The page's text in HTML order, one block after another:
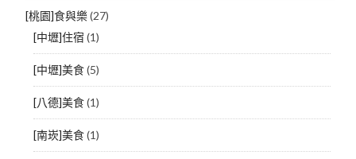
[桃園]食與樂(27)
[中壢]住宿 (1)
[中壢]美食(5)
[八德]美食(1)
[南崁]美食(1)